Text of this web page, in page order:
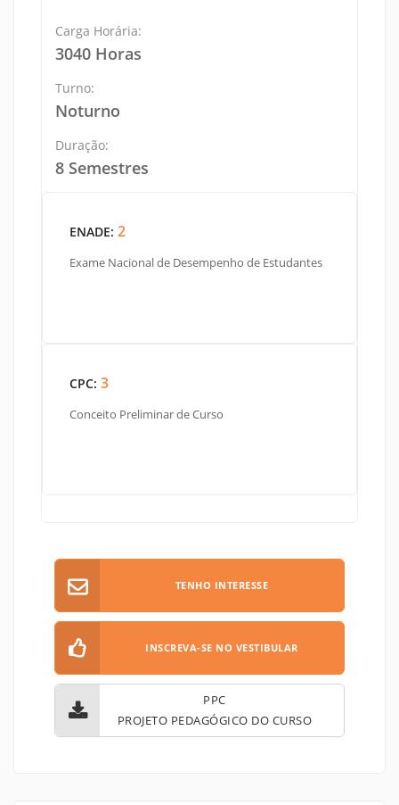
Carga Horária:
3040 Horas
Turno:
Noturno
Duração:
8 Semestres
ENADE: 2
Exame Nacional de Desempenho de Estudantes
CPC: 3
Conceito Preliminar de Curso
TENHO INTERESSE
INSCREVA-SE NO VESTIBULAR
PPC
PROJETO PEDAGÓGICO DO CURSO